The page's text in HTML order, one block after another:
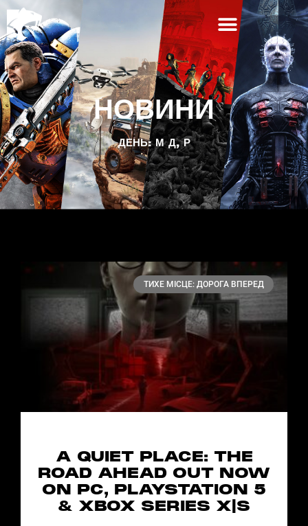
НОВИНИ
ДЕНЬ: М Д, Р
ТИХЕ МІСЦЕ: ДОРОГА ВПЕРЕД
A QUIET PLACE: THE
ROAD AHEAD OUT NOW
ON PC, PLAYSTATION 5
& XBOX SERIES X|S